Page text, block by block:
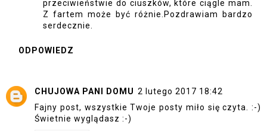
przeciwieństwie do ciuszków, które ciągle mam.
Z fartem może być różnie.Pozdrawiam bardzo
serdecznie.
ODPOWIEDZ
CHUJOWA PANI DOMU 2 lutego 2017 18:42
Fajny post, wszystkie Twoje posty miło się czyta. :-)
Świetnie wyglądasz :-)